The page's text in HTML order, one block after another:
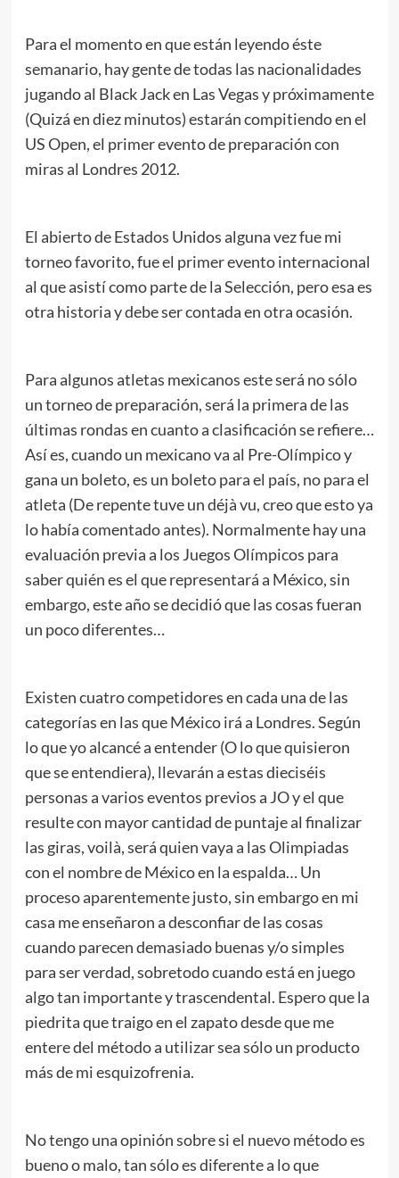
Para el momento en que están leyendo éste
semanario, hay gente de todas las nacionalidades
jugando al Black Jack en Las Vegas y próximamente
(Quizá en diez minutos) estarán compitiendo en el
US Open, el primer evento de preparación con
miras al Londres 2012.
El abierto de Estados Unidos alguna vez fue mi
torneo favorito, fue el primer evento internacional
al que asistí como parte de la Selección, pero esa es
otra historia y debe ser contada en otra ocasión.
Para algunos atletas mexicanos este será no sólo
un torneo de preparación, será la primera de las
últimas rondas en cuanto a clasificación se refiere…
Así es, cuando un mexicano va al Pre-Olímpico y
gana un boleto, es un boleto para el país, no para el
atleta (De repente tuve un déjà vu, creo que esto ya
lo había comentado antes). Normalmente hay una
evaluación previa a los Juegos Olímpicos para
saber quién es el que representará a México, sin
embargo, este año se decidió que las cosas fueran
un poco diferentes…
Existen cuatro competidores en cada una de las
categorías en las que México irá a Londres. Según
lo que yo alcancé a entender (O lo que quisieron
que se entendiera), llevarán a estas dieciséis
personas a varios eventos previos a JO y el que
resulte con mayor cantidad de puntaje al finalizar
las giras, voilà, será quien vaya a las Olimpiadas
con el nombre de México en la espalda… Un
proceso aparentemente justo, sin embargo en mi
casa me enseñaron a desconfiar de las cosas
cuando parecen demasiado buenas y/o simples
para ser verdad, sobretodo cuando está en juego
algo tan importante y trascendental. Espero que la
piedrita que traigo en el zapato desde que me
entere del método a utilizar sea sólo un producto
más de mi esquizofrenia.
No tengo una opinión sobre si el nuevo método es
bueno o malo, tan sólo es diferente a lo que